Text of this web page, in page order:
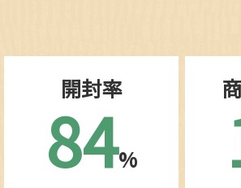
開封率
84%